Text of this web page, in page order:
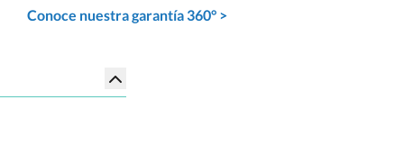
Conoce nuestra garantía 360° >